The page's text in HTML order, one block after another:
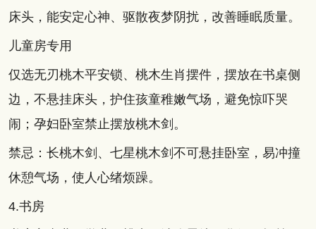
床头，能安定心神、驱散夜梦阴扰，改善睡眠质量。
儿童房专用
仅选无刃桃木平安锁、桃木生肖摆件，摆放在书桌侧
边，不悬挂床头，护住孩童稚嫩气场，避免惊吓哭
闹；孕妇卧室禁止摆放桃木剑。
禁忌：长桃木剑、七星桃木剑不可悬挂卧室，易冲撞
休憩气场，使人心绪烦躁。
4.书房